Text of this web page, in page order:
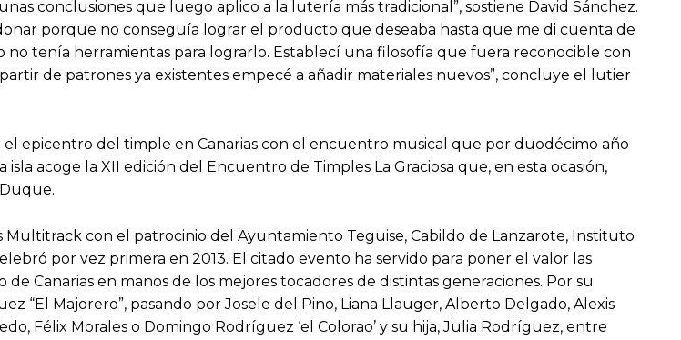
conclusiones que luego aplico a la lutería más tradicional”, sostiene David Sánchez.
porque no conseguía lograr el producto que deseaba hasta que me di cuenta de
tenía herramientas para lograrlo. Establecí una filosofía que fuera reconocible con
de patrones ya existentes empecé a añadir materiales nuevos”, concluye el lutier
el epicentro del timple en Canarias con el encuentro musical que por duodécimo año
acoge la XII edición del Encuentro de Timples La Graciosa que, en esta ocasión,
con el patrocinio del Ayuntamiento Teguise, Cabildo de Lanzarote, Instituto
por vez primera en 2013. El citado evento ha servido para poner el valor las
Canarias en manos de los mejores tocadores de distintas generaciones. Por su
“El Majorero”, pasando por Josele del Pino, Liana Llauger, Alberto Delgado, Alexis
Félix Morales o Domingo Rodríguez ‘el Colorao’ y su hija, Julia Rodríguez, entre